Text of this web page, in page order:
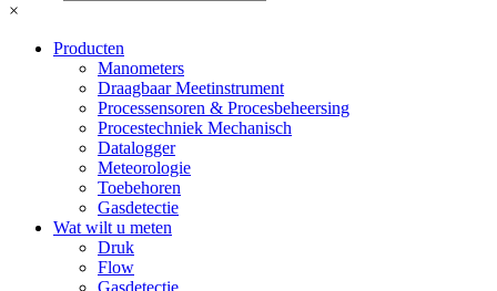
×
Producten
Manometers
Draagbaar Meetinstrument
Processensoren & Procesbeheersing
Procestechniek Mechanisch
Datalogger
Meteorologie
Toebehoren
Gasdetectie
Wat wilt u meten
Druk
Flow
Gasdetectie